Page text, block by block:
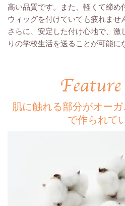
高い品質です。
また、軽くて締め
ウィッグを付けていても疲れませ
さらに、 安定した付け心地で、激
りの学校生活を送ることが可能に
肌に触れる部分がオー
で作られて